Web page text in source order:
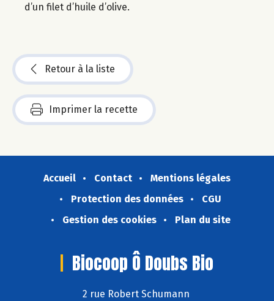
d’un filet d’huile d’olive.
Retour à la liste
Imprimer la recette
Accueil Contact
Mentions légales
Protection des données
CGU
Gestion des cookies
Plan du site
Biocoop Ô Doubs Bio
2 rue Robert Schumann